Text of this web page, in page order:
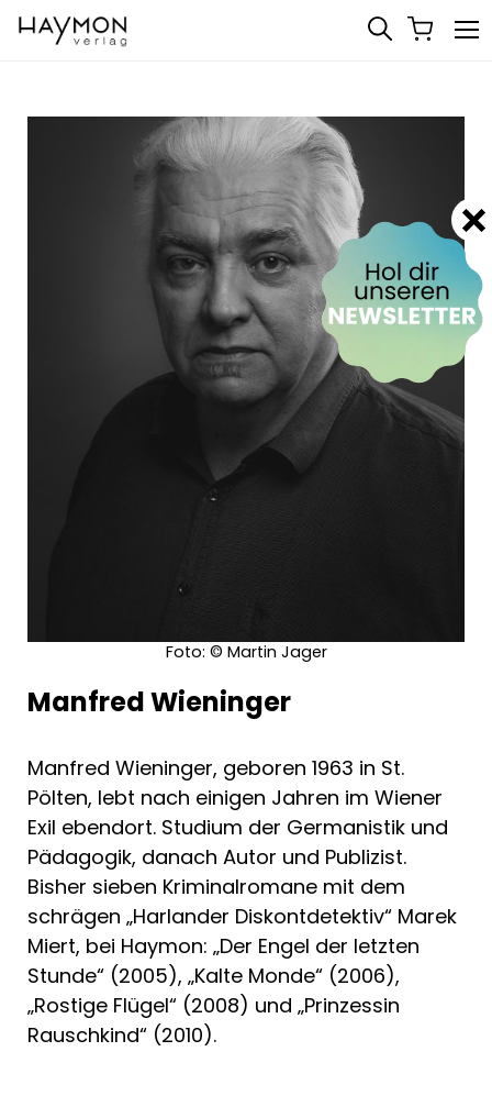
Foto: © Martin Jager
Manfred Wieninger
Manfred Wieninger, geboren 1963 in St.
Pölten, lebt nach einigen Jahren im Wiener
Exil ebendort. Studium der Germanistik und
Pädagogik, danach Autor und Publizist.
Bisher sieben Kriminalromane mit dem
schrägen „Harlander Diskontdetektiv“ Marek
Miert, bei Haymon: „Der Engel der letzten
Stunde“ (2005), „Kalte Monde“ (2006),
„Rostige Flügel“ (2008) und „Prinzessin
Rauschkind“ (2010).